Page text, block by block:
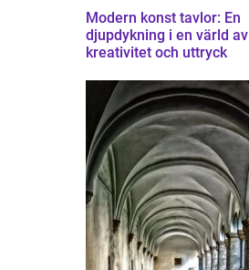
Modern konst tavlor: En
djupdykning i en värld av
kreativitet och uttryck